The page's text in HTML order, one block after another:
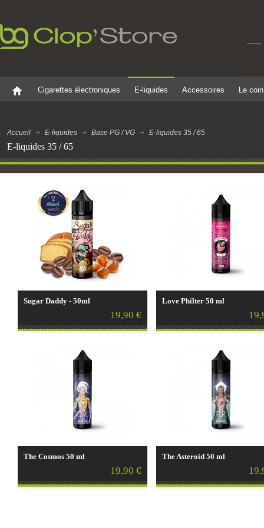
Cigarettes électroniques E-liquides Accessoires Le
Accueil E-liquides Base PG / VG E-liquides 35 / 65
E-liquides 35 / 65
Sugar Daddy - 50ml
19,90 €
Love Philter 50 ml
The Cosmos 50 ml
19,90 €
The Asteroid 50 ml